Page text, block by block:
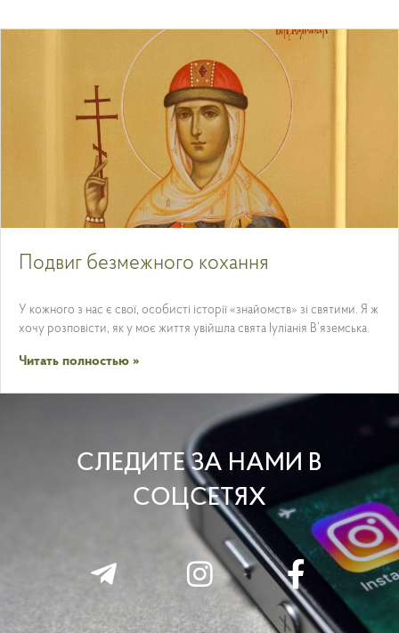
Подвиг безмежного кохання
У кожного з нас є свої, особисті історії «знайомств» зі святими. Я ж
хочу розповісти, як у моє життя увійшла свята Іуліанія В’яземська.
Читать полностью »
СЛЕДИТЕ ЗА НАМИ В
СОЦСЕТЯХ
e
l
I
n
s
F
a
c
F
a
c